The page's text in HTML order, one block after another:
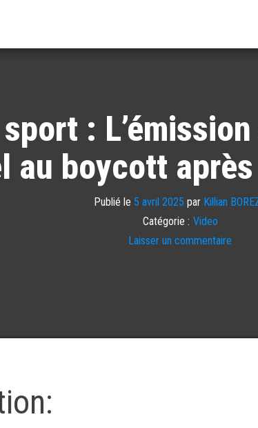
:
au boycott
Publié le 5 avril 2025 par Killian
Catégorie : Video
Laisser un commentaire